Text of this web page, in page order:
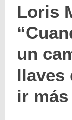
Loris
un
llaves
ir